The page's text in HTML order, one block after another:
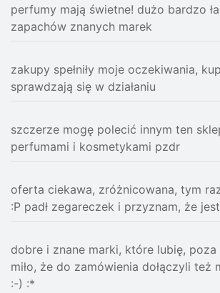
perfumy mają świetne! dużo bardzo
zapachów znanych marek
zakupy spełniły moje oczekiwania,
sprawdzają się w działaniu
szczerze mogę polecić innym ten
perfumami i kosmetykami pzdr
oferta ciekawa, zróżnicowana, tym
:P padł zegareczek i przyznam, że
dobre i znane marki, które lubię,
miło, że do zamówienia dołączyli też
:-) :*